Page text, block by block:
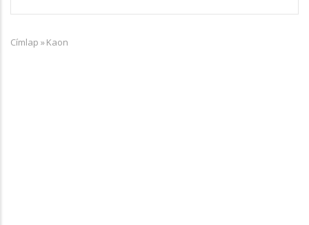
Morzsa
Címlap »Kaon